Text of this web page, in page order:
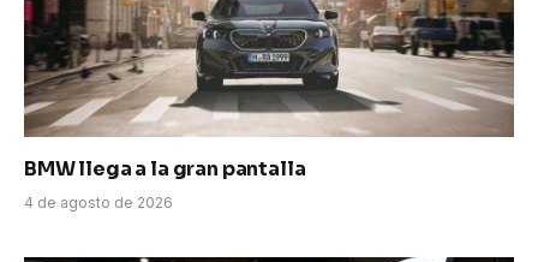
BMW llega a la gran pantalla
4 de agosto de 2026